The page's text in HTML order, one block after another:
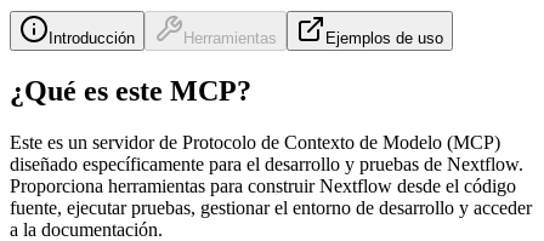
Introducción Herramientas Ejemplos de uso
¿Qué es este MCP?
Este es un servidor de Protocolo de Contexto de Modelo (MCP)
diseñado específicamente para el desarrollo y pruebas de Nextflow.
Proporciona herramientas para construir Nextflow desde el código
fuente, ejecutar pruebas, gestionar el entorno de desarrollo y acceder
a la documentación.